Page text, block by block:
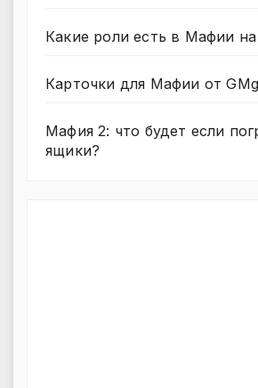
Какие роли есть в Мафии
Карточки для Мафии от
Мафия 2: что будет если
ящики?